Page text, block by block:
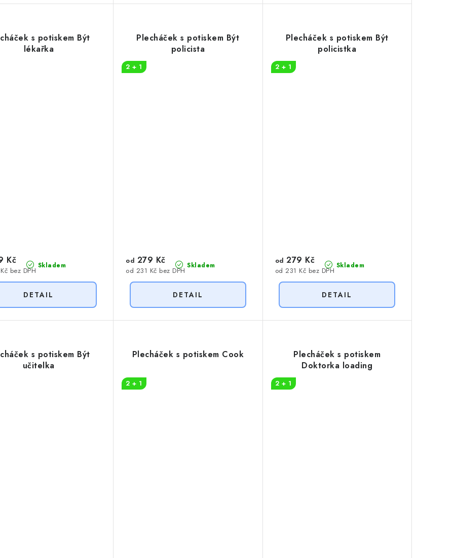
s potiskem Být
lékařka
Skladem
bez DPH
Kč
Plecháček s potiskem Být
policista
2 + 1
Skladem
od 231 Kč bez DPH
od 279 Kč
Plecháček s potiskem Být
policistka
2 + 1
Skladem
od 231 Kč bez DPH
od 279 Kč
s potiskem Být
učitelka
Plecháček s potiskem Cook
2 + 1
Plecháček s potiskem
Doktorka loading
2 + 1